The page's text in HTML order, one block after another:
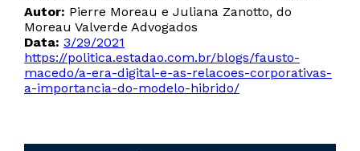
Autor: Pierre Moreau e Juliana Zanotto, do
Moreau Valverde Advogados
Data: 3/29/2021
https://politica.estadao.com.br/blogs/fausto-
macedo/a-era-digital-e-as-relacoes-corporativas-
a-importancia-do-modelo-hibrido/